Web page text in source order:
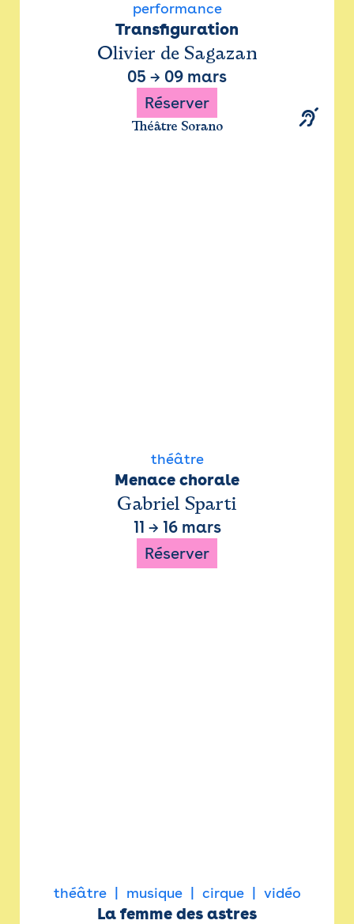
performance
Transfiguration
Olivier de Sagazan
05 → 09 mars
Réserver
Théâtre Sorano
théâtre
Menace chorale
Gabriel Sparti
11 → 16 mars
Réserver
théâtre musique cirque vidéo
La femme des astres